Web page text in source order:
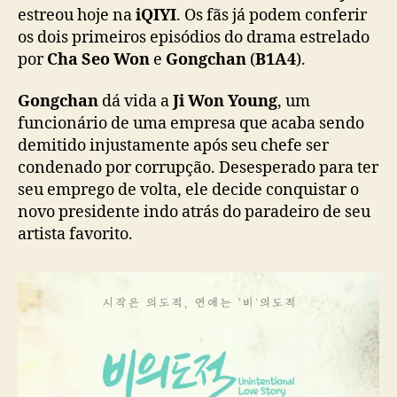
o
v
e
S
o
r
y
”
:
P
i
e
estreou hoje naiQIYI. Os fãs já podem conferir
os dois primeiros episódios do drama estrelado
porCha Seo Won e Gongchan (B1A4).
Gongchan dá vida aJi Won Young, um
funcionário de uma empresa que acaba sendo
demitido injustamente após seu chefe ser
condenado por corrupção. Desesperado para ter
seu emprego de volta, ele decide conquistar o
novo presidente indo atrás do paradeiro de seu
artista favorito.